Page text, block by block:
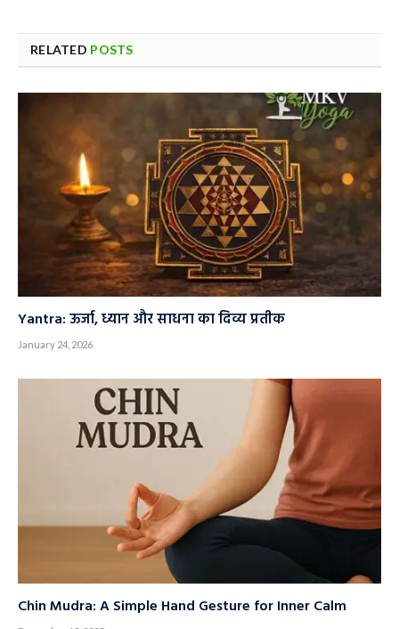
RELATED POSTS
Yantra: ऊर्जा, ध्यान और साधना का दिव्य प्रतीक
January 24, 2026
Chin Mudra: A Simple Hand Gesture for Inner Calm